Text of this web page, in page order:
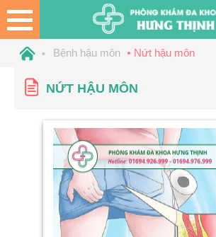
Bệnh hậu môn Nứt hậu môn
NỨT HẬU MÔN